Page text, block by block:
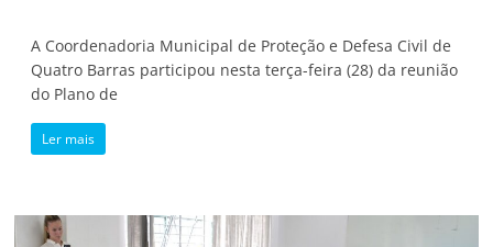
A Coordenadoria Municipal de Proteção e Defesa Civil de
Quatro Barras participou nesta terça-feira (28) da reunião
do Plano de
Ler mais